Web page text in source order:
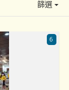
篩選
6